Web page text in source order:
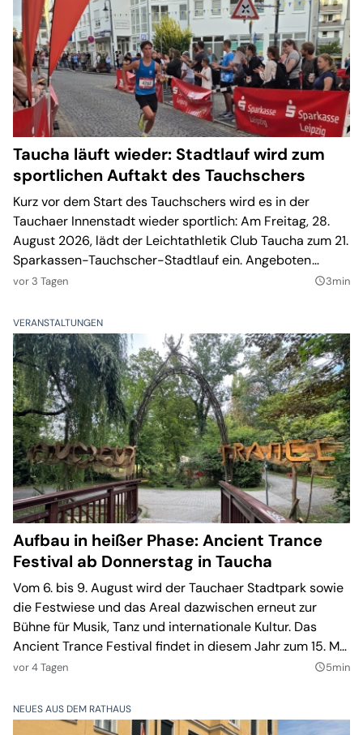
Taucha läuft wieder: Stadtlauf wird zum
sportlichen Auftakt des Tauchschers
Kurz vor dem Start des Tauchschers wird es in der
Tauchaer Innenstadt wieder sportlich: Am Freitag, 28.
August 2026, lädt der Leichtathletik Club Taucha zum 21.
Sparkassen-Tauchscher-Stadtlauf ein. Angeboten
werden Strecken für Kinder, Hobbyläufer, Walker und
sächsischen Landesmeister über zehn Kilometer
ermittelt.
vor 3 Tagen query_builder3min
VERANSTALTUNGEN
Aufbau in heißer Phase: Ancient Trance
Festival ab Donnerstag in Taucha
Vom 6. bis 9. August wird der Tauchaer Stadtpark sowie
die Festwiese und das Areal dazwischen erneut zur
Bühne für Musik, Tanz und internationale Kultur. Das
Ancient Trance Festival findet in diesem Jahr zum 15. Mal
statt und setzt einen besonderen Schwerpunkt auf
vor 4 Tagen query_builder5min
NEUES AUS DEM RATHAUS